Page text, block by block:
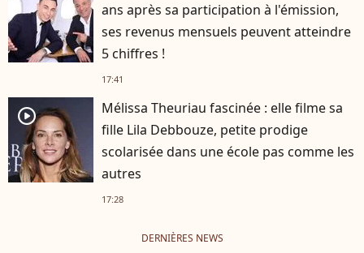
ans après sa participation à l'émission,
ses revenus mensuels peuvent atteindre
5 chiffres !
17:41
player2
Mélissa Theuriau fascinée : elle filme sa
fille Lila Debbouze, petite prodige
scolarisée dans une école pas comme les
autres
17:28
DERNIÈRES NEWS